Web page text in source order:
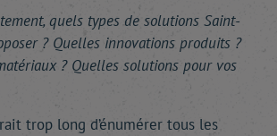
quels types de solutions Saint-
? Quelles innovations produits ?
? Quelles solutions pour vos
trop long d’énumérer tous les